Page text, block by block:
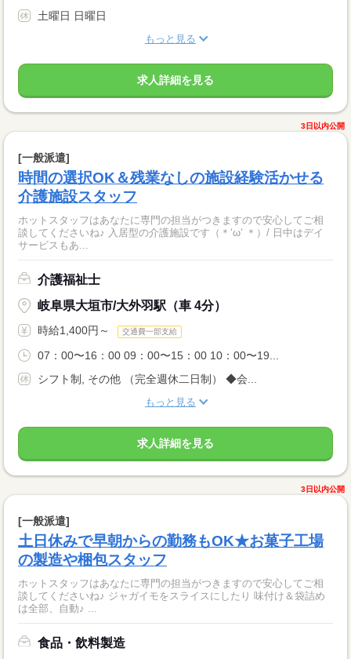
土曜日 日曜日
もっと見る
求人詳細を見る
3日以内公開
[一般派遣]
時間の選択OK＆残業なしの施設経験活かせる
介護施設スタッフ
ホットスタッフはあなたに専門の担当がつきますので安心してご相
談してくださいね♪ 入居型の介護施設です（＊‘ω‘ ＊）/ 日中はデイ
サービスもあ...
介護福祉士
岐阜県大垣市/大外羽駅（車 4分）
時給1,400円～ 交通費一部支給
07：00〜16：00 09：00〜15：00 10：00〜19...
シフト制, その他 （完全週休二日制） ◆会...
もっと見る
求人詳細を見る
3日以内公開
[一般派遣]
土日休みで早朝からの勤務もOK★お菓子工場
の製造や梱包スタッフ
ホットスタッフはあなたに専門の担当がつきますので安心してご相
談してくださいね♪ ジャガイモをスライスにしたり 味付け＆袋詰め
食品・飲料製造